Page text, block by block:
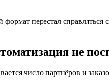
перестал
не
число партнёров и